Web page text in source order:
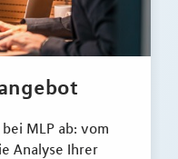
MLP ab: vom
Analyse Ihrer